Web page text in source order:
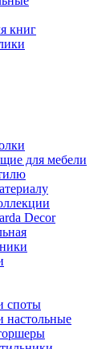
книг
для мебели
Decor
споты
настольные